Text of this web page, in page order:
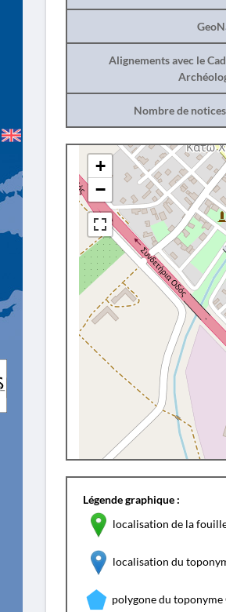
Alignements avec le
Nombre de
+
−
Légende graphique :
localisation de la
localisation du
polygone du